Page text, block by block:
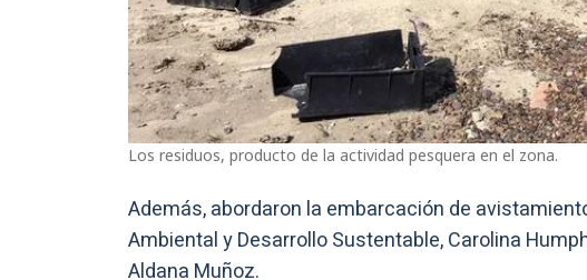
Los residuos, producto de la actividad pesquera en el zona.
Además, abordaron la embarcación de
Ambiental y Desarrollo Sustentable, Carolina
Aldana Muñoz.